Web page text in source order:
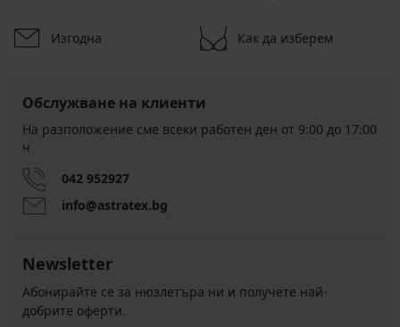
Изгодна Как да изберем
Обслужване на клиенти
На разположение сме всеки работен ден от 9:00 до 17:00
ч
042 952927
info@astratex.bg
Newsletter
Абонирайте се за нюзлетъра ни и получете най-
добрите оферти.